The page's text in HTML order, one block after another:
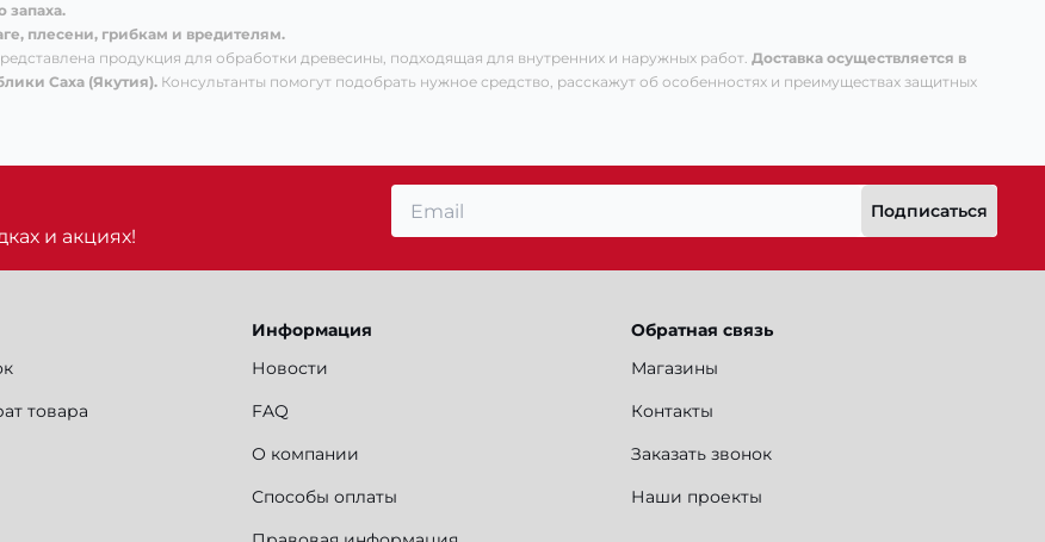
запаха.
плесени, грибкам и вредителям.
продукция для обработки древесины, подходящая для внутренних и наружных работ. Доставка осуществляется в
Саха (Якутия). Консультанты помогут подобрать нужное средство, расскажут об особенностях и преимуществах защитных
и акциях!
Подписаться
товара
Информация
Новости
FAQ
О компании
Способы оплаты
Обратная связь
Магазины
Контакты
Заказать звонок
Наши проекты